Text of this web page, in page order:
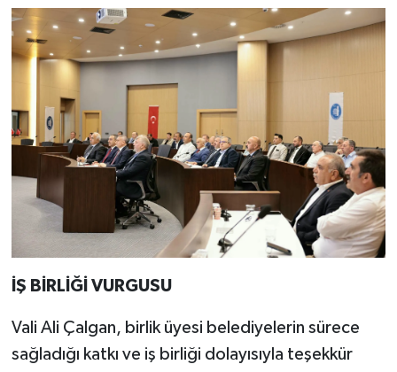
İŞ BİRLİĞİ VURGUSU
Vali Ali Çalgan, birlik üyesi belediyelerin sürece
sağladığı katkı ve iş birliği dolayısıyla teşekkür